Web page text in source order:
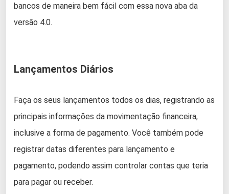
bancos de maneira bem fácil com essa nova aba da
versão 4.0.
Lançamentos Diários
Faça os seus lançamentos todos os dias, registrando as
principais informações da movimentação financeira,
inclusive a forma de pagamento. Você também pode
registrar datas diferentes para lançamento e
pagamento, podendo assim controlar contas que teria
para pagar ou receber.